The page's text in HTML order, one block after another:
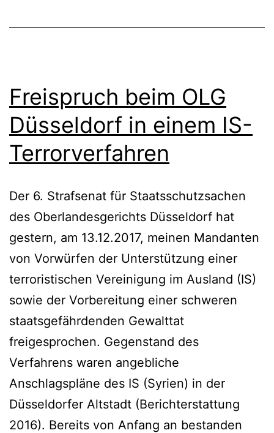
Freispruch beim OLG
Düsseldorf in einem IS-
Terrorverfahren
Der 6. Strafsenat für Staatsschutzsachen
des Oberlandesgerichts Düsseldorf hat
gestern, am 13.12.2017, meinen Mandanten
von Vorwürfen der Unterstützung einer
terroristischen Vereinigung im Ausland (IS)
sowie der Vorbereitung einer schweren
staatsgefährdenden Gewalttat
freigesprochen. Gegenstand des
Verfahrens waren angebliche
Anschlagspläne des IS (Syrien) in der
Düsseldorfer Altstadt (Berichterstattung
2016). Bereits von Anfang an bestanden